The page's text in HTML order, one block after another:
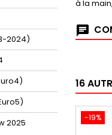
2024)
2025
à la
16
-19%